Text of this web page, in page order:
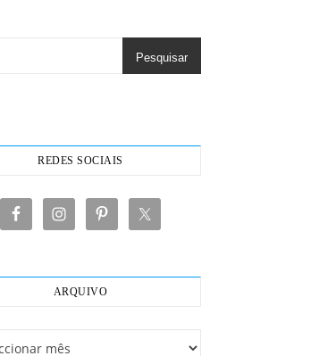
Pesquisar
REDES SOCIAIS
ARQUIVO